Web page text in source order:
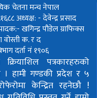
चेतना मन्च नेपाल
अध्यक्ष: - देवेन्द्र प्रसाद
खगिन्द्र पौडेलग्राफिक्स
क. र द
दर्ता नं १९०६
पत्रकारहरुको
। हामी गण्डकी प्रदेश र ५
केन्द्रित रहनेछौ !